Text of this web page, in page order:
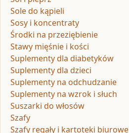
Sole do kąpieli
Sosy i koncentraty
Środki na przeziębienie
Stawy mięśnie i kości
Suplementy dla diabetyków
Suplementy dla dzieci
Suplementy na odchudzanie
Suplementy na wzrok i słuch
Suszarki do włosów
Szafy
Szafy regały i kartoteki biurowe